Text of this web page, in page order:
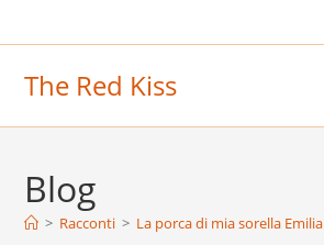
al
The Red Kiss
Blog
> Racconti > La porca di mia sorella Emilia